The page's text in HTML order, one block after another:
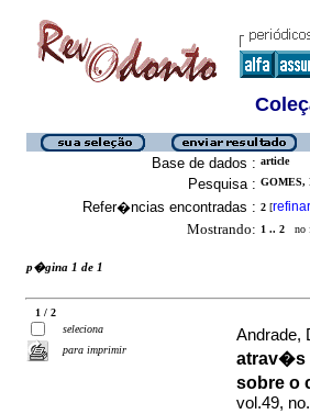
Base de dados : article
Pesquisa : GOMES,
Refer�ncias encontradas : 2 [refinar
Mostrando: 1 .. 2 no
p�gina 1 de 1
1 / 2
seleciona
para imprimir
Andrade,
atrav�s
sobre o
vol.49,